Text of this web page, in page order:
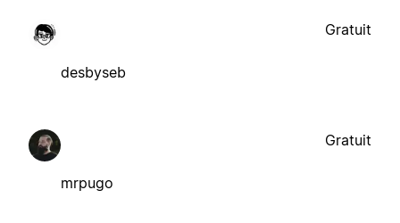
desbyseb
Gratuit
mrpugo
Gratuit